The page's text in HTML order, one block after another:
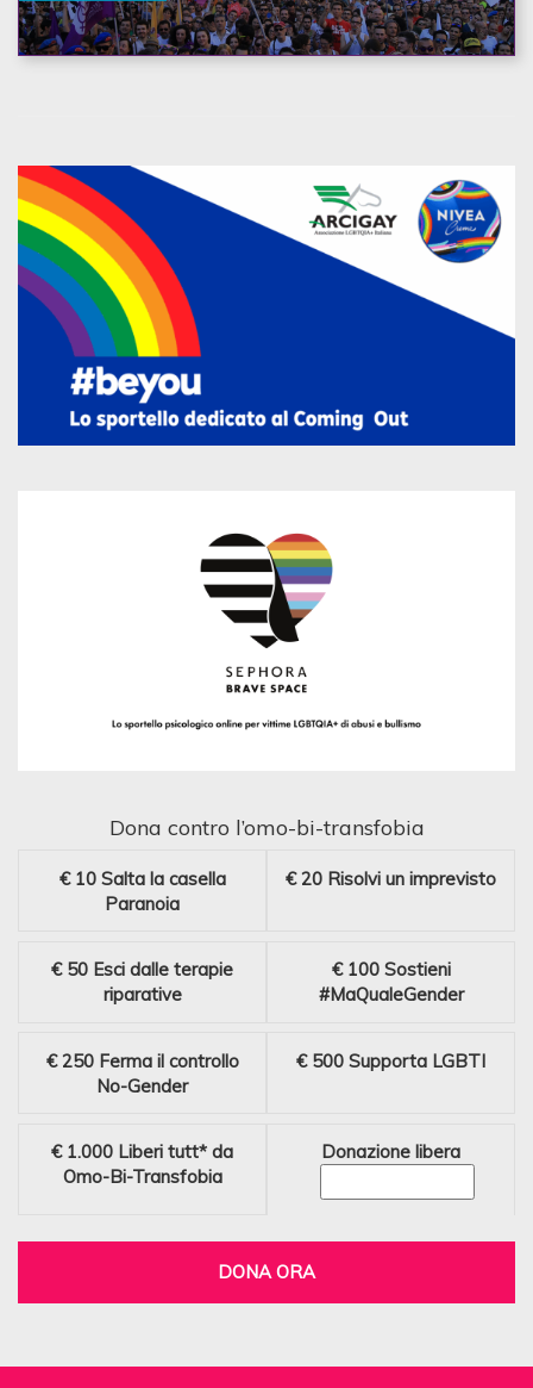
Dona contro l’omo-bi-transfobia
€ 10 Salta la casella
Paranoia
€ 20 Risolvi un imprevisto
€ 50 Esci dalle terapie
riparative
€ 100 Sostieni
#MaQualeGender
€ 250 Ferma il controllo
No-Gender
€ 500 Supporta LGBTI
€ 1.000 Liberi tutt* da
Omo-Bi-Transfobia
Donazione libera
DONA ORA